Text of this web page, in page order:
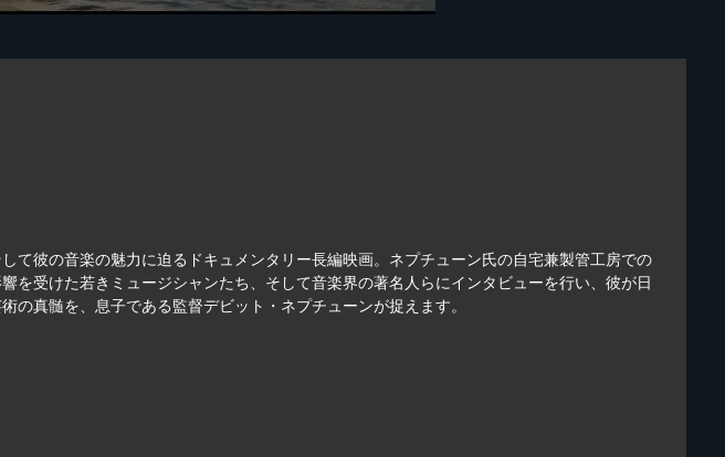
彼の音楽の魅力に迫るドキュメンタリー長編映画。ネプチューン氏の自宅兼製管工房での
受けた若きミュージシャンたち、そして音楽界の著名人らにインタビューを行い、彼が日
真髄を、息子である監督デビット・ネプチューンが捉えます。